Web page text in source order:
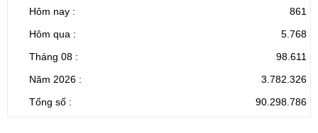
Hôm nay :
861
Hôm qua :
5.768
Tháng 08 :
98.611
Năm 2026 :
3.782.326
Tổng số :
90.298.786